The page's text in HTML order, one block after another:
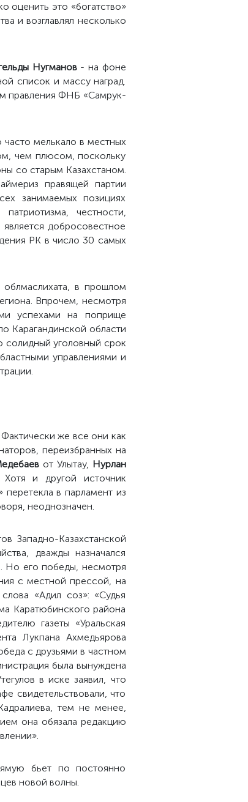
оценить это «богатство»
и возглавлял несколько
Нугманов- на фоне
список и массу наград.
правления ФНБ «Самрук-
мелькало в местных
чем плюсом, поскольку
со старым Казахстаном.
правящей партии
занимаемых позициях
честности,
добросовестное
РК в число 30 самых
в прошлом
Впрочем, несмотря
успехами на поприще
Карагандинской области
солидный уголовный срок
управлениями и
же все они как
переизбранных на
от Улытау, Нурлан
и другой источник
в парламент из
неоднозначен.
Западно-Казахстанской
дважды назначался
Но его победы, несмотря
с местной прессой, на
«Адил соз»: «Судья
Каратюбинского района
газеты «Уральская
Лукпана Ахмедьярова
с друзьями в частном
была вынуждена
в иске заявил, что
свидетельствовали, что
тем не менее,
она обязала редакцию
бьет по постоянно
новой волны.